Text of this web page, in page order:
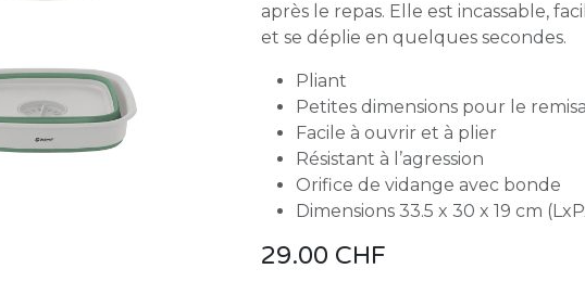
après le repas. Elle est incassable,
et se déplie en quelques secondes.
Pliant
Petites dimensions pour le
Facile à ouvrir et à plier
Résistant à l’agression
Orifice de vidange avec bonde
Dimensions 33.5 x 30 x 19 cm
29.00 CHF